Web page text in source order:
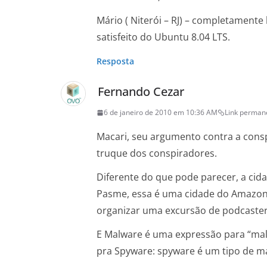
Mário ( Niterói – RJ) –
satisfeito do Ubuntu 8.04 LTS.
Resposta
Fernando Cezar
6 de janeiro de 2010 em 10:36 AM Link
Macari, seu argumento contra a
truque dos conspiradores.
Diferente do que pode parecer, a
Pasme, essa é uma cidade do
organizar uma excursão de
E Malware é uma expressão para
pra Spyware: spyware é um tipo de